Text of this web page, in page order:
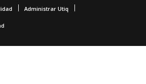
Administrar Utiq